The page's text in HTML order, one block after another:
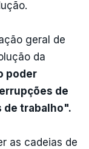
geral de
da
poder
de
de trabalho".
as cadeias de